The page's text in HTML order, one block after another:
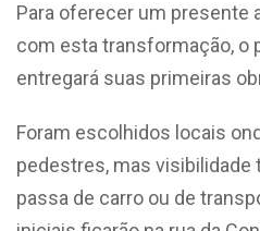
Para oferecer um presente
com esta transformação, o
entregará suas primeiras
Foram escolhidos locais
pedestres, mas visibilidade
passa de carro ou de